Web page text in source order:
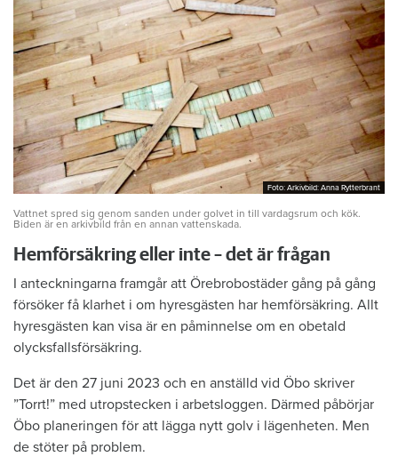
Foto: Arkivbild: Anna Rytterbrant
Foto: Arkivbild: Anna Rytterbrant
Vattnet spred sig genom sanden under golvet in till vardagsrum och kök.
Biden är en arkivbild från en annan vattenskada.
Hemförsäkring eller inte – det är frågan
I anteckningarna framgår att Örebrobostäder gång på gång
försöker få klarhet i om hyresgästen har hemförsäkring. Allt
hyresgästen kan visa är en påminnelse om en obetald
olycksfallsförsäkring.
Det är den 27 juni 2023 och en anställd vid Öbo skriver
”Torrt!” med utropstecken i arbetsloggen. Därmed påbörjar
Öbo planeringen för att lägga nytt golv i lägenheten. Men
de stöter på problem.